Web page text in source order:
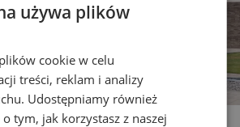
używa plików
cookie w celu
treści, reklam i analizy
Udostępniamy również
tym, jak korzystasz z naszej